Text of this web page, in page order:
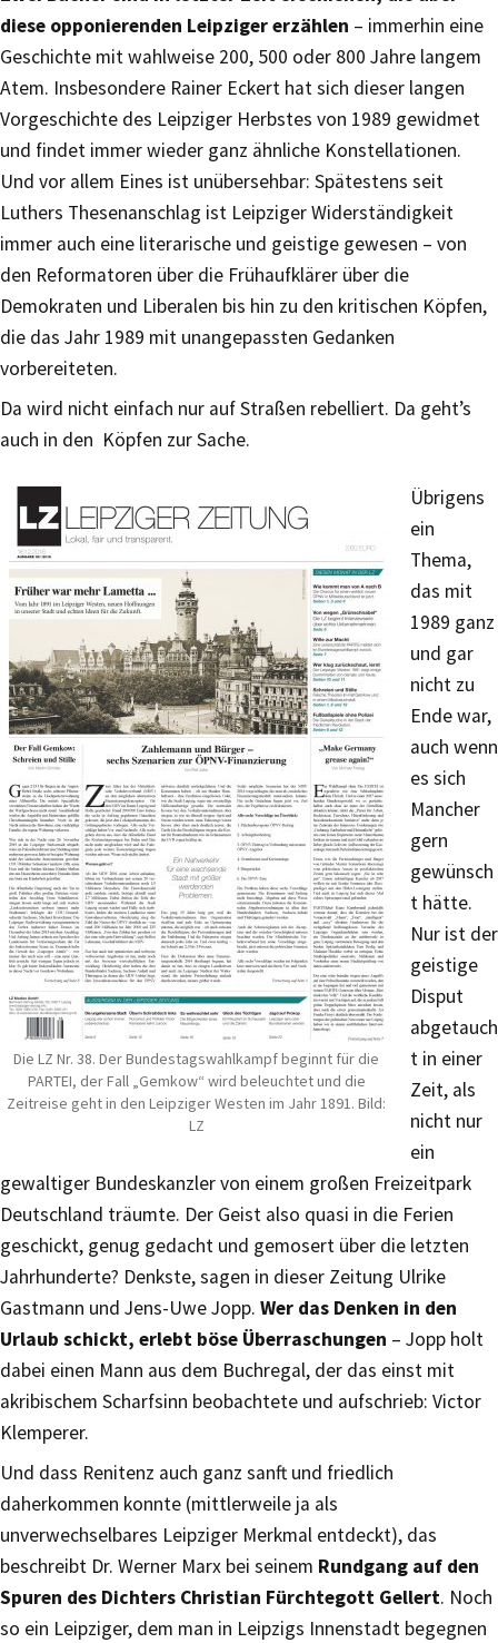
diese opponierenden Leipziger erzählen – immerhin eine
Geschichte mit wahlweise 200, 500 oder 800 Jahre langem
Atem. Insbesondere Rainer Eckert hat sich dieser langen
Vorgeschichte des Leipziger Herbstes von 1989 gewidmet
und findet immer wieder ganz ähnliche Konstellationen.
Und vor allem Eines ist unübersehbar: Spätestens seit
Luthers Thesenanschlag ist Leipziger Widerständigkeit
immer auch eine literarische und geistige gewesen – von
den Reformatoren über die Frühaufklärer über die
Demokraten und Liberalen bis hin zu den kritischen Köpfen,
die das Jahr 1989 mit unangepassten Gedanken
vorbereiteten.
Da wird nicht einfach nur auf Straßen rebelliert. Da geht’s
auch in den Köpfen zur Sache.
Die LZ Nr. 38. Der Bundestagswahlkampf beginnt für die
PARTEI, der Fall „Gemkow“ wird beleuchtet und die
Zeitreise geht in den Leipziger Westen im Jahr 1891. Bild:
LZ
Übrigens
ein
Thema,
das mit
1989 ganz
und gar
nicht zu
Ende war,
auch wenn
es sich
Mancher
gern
gewünsch
t hätte.
Nur ist der
geistige
Disput
abgetauch
t in einer
Zeit, als
nicht nur
ein
gewaltiger Bundeskanzler von einem großen Freizeitpark
Deutschland träumte. Der Geist also quasi in die Ferien
geschickt, genug gedacht und gemosert über die letzten
Jahrhunderte? Denkste, sagen in dieser Zeitung Ulrike
Gastmann und Jens-Uwe Jopp. Wer das Denken in den
Urlaub schickt, erlebt böse Überraschungen – Jopp holt
dabei einen Mann aus dem Buchregal, der das einst mit
akribischem Scharfsinn beobachtete und aufschrieb: Victor
Klemperer.
Und dass Renitenz auch ganz sanft und friedlich
daherkommen konnte (mittlerweile ja als
unverwechselbares Leipziger Merkmal entdeckt), das
beschreibt Dr. Werner Marx bei seinem Rundgang auf den
Spuren des Dichters Christian Fürchtegott Gellert. Noch
so ein Leipziger, dem man in Leipzigs Innenstadt begegnen